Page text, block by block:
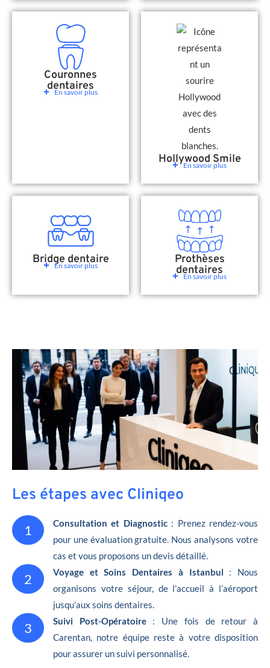
Couronnes
dentaires
En savoir plus
Hollywood Smile
En savoir plus
Bridge dentaire
En savoir plus Prothèses
dentaires
En savoir plus
Les étapes avec Cliniqeo
1 Consultation et Diagnostic: Prenez rendez-vous
pour une évaluation gratuite. Nous analysons votre
cas et vous proposons un devis détaillé.
2 Voyage et Soins Dentaires à Istanbul : Nous
organisons votre séjour, de l’accueil à l’aéroport
jusqu’aux soins dentaires.
3 Suivi Post-Opératoire : Une fois de retour à
Carentan, notre équipe reste à votre disposition
pour assurer un suivi personnalisé.